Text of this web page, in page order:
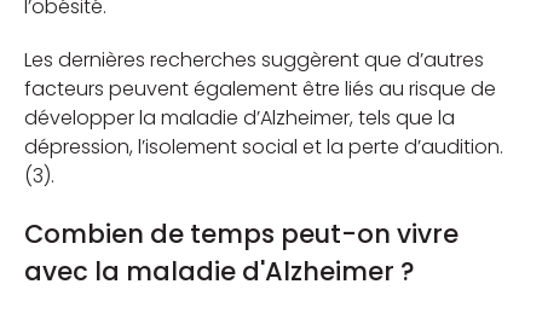
l’obésité.
Les dernières recherches suggèrent que d’autres
facteurs peuvent également être liés au risque de
développer la maladie d’Alzheimer, tels que la
dépression, l’isolement social et la perte d’audition.
(3).
Combien de temps peut-on vivre
avec la maladie d'Alzheimer ?